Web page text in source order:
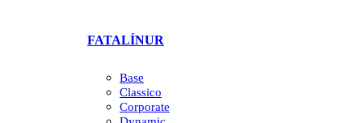
FATALÍNUR
Base
Classico
Corporate